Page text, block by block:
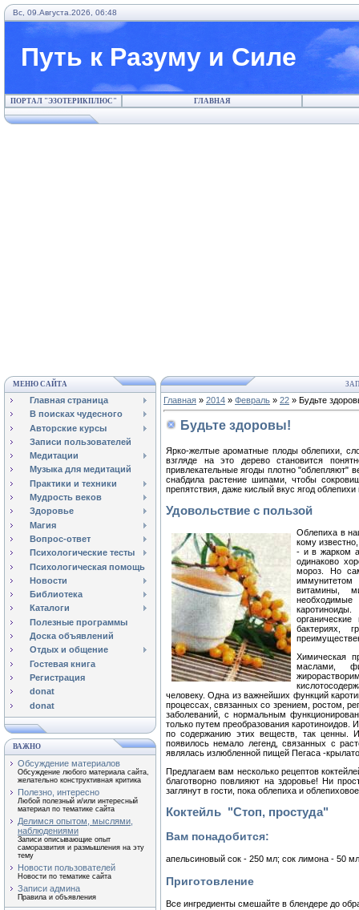
Вс, 09.Августа.2026, 06:48
Путь к Разуму и Силе
ПОРТАЛ "ЭЗОТЕРИКПЛЮС" ГЛАВНАЯ
МЕНЮ САЙТА
Главная страница
В поисках чудесного
Авторские курсы
Записи пользователей
Медитации
Музыка для медитаций
Практики и техники
Мудрость веков
Здоровье
Магия
Вопрос-ответ
Психологические тесты
Психологическая помощь
Новости
Библиотека
Каталоги
Полезные программы
Доска объявлений
Отдых и общение
Гостевая книга
Регистрация
donat
donat
ВАЖНО
Обсуждение материалов
Обсуждение любого материала сайта,
желательно конструктивная критика
Полезно, интересно
Любой полезный и/или интересный
материал по тематике сайта
Делимся опытом, мыслями,
наблюдениями
Записи описывающие опыт
саморазвития и размышления на эту
тему
Новости пользователей
Новости по тематике сайта
Записи админа
Правила и объявления
Главная » 2014 » Февраль » 22 » Будьте
Будьте здоровы!
Ярко-желтые ароматные плоды облепихи,
взгляде на это дерево становится
привлекательные ягоды плотно "облепляют"
снабдила растение шипами, чтобы
препятствия, даже кислый вкус ягод
Удовольствие с пользой
Облепиха в
кому
- и в жарком
одинаково
мороз. Но
витамины,
бактериях,
Химическая
маслами,
человеку. Одна из важнейших функций
процессах, связанных со зрением, ростом,
заболеваний, с нормальным
только путем преобразования
по содержанию этих веществ, так ценны.
появилось немало легенд, связанных с
являлась излюбленной пищей Пегаса -
Предлагаем вам несколько рецептов
благотворно повлияют на здоровье! Ни
заглянут в гости, пока облепиха и
Коктейль "Стоп, простуда"
Вам понадобится:
апельсиновый сок - 250 мл; сок лимона - 50
Приготовление
Все ингредиенты смешайте в блендере до